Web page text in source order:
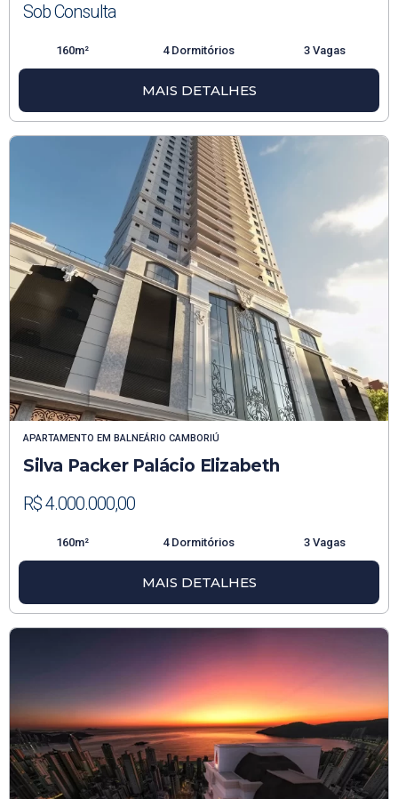
Sob Consulta
160m² 4 Dormitórios 3 Vagas
MAIS DETALHES
APARTAMENTO EM BALNEÁRIO CAMBORIÚ
Silva Packer Palácio Elizabeth
R$ 4.000.000,00
160m² 4 Dormitórios 3 Vagas
MAIS DETALHES